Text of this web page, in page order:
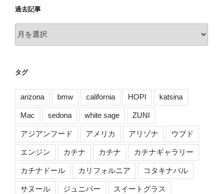
過去記事
去
タグ
arizona bmw california HOPI katsina
Mac sedona white sage ZUNI
アジアンフード アメリカ アリゾナ ウブド
エンジン カチナ カチナ カチナギャラリー
カチナドール カリフォルニア コタキナバル
サヌール ジュニパー スイートグラス